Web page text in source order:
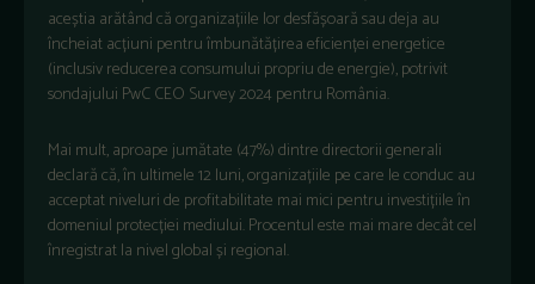
aceștia arătând că organizațiile lor desfășoară sau deja au
încheiat acțiuni pentru îmbunătățirea eficienței energetice
(inclusiv reducerea consumului propriu de energie), potrivit
sondajului PwC CEO Survey 2024 pentru România.
Mai mult, aproape jumătate (47%) dintre directorii generali
declară că, în ultimele 12 luni, organizațiile pe care le conduc au
acceptat niveluri de profitabilitate mai mici pentru investițiile în
domeniul protecției mediului. Procentul este mai mare decât cel
înregistrat la nivel global și regional.